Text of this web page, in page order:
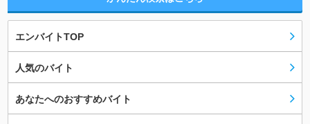
エンバイトTOP
人気のバイト
あなたへのおすすめバイト